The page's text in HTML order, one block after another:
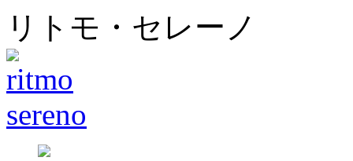
リトモ・セレーノ